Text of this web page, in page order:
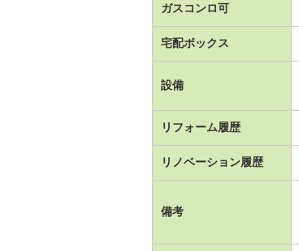
ガスコンロ可
宅配ボックス
設備
リフォーム履歴
リノベーション履歴
備考